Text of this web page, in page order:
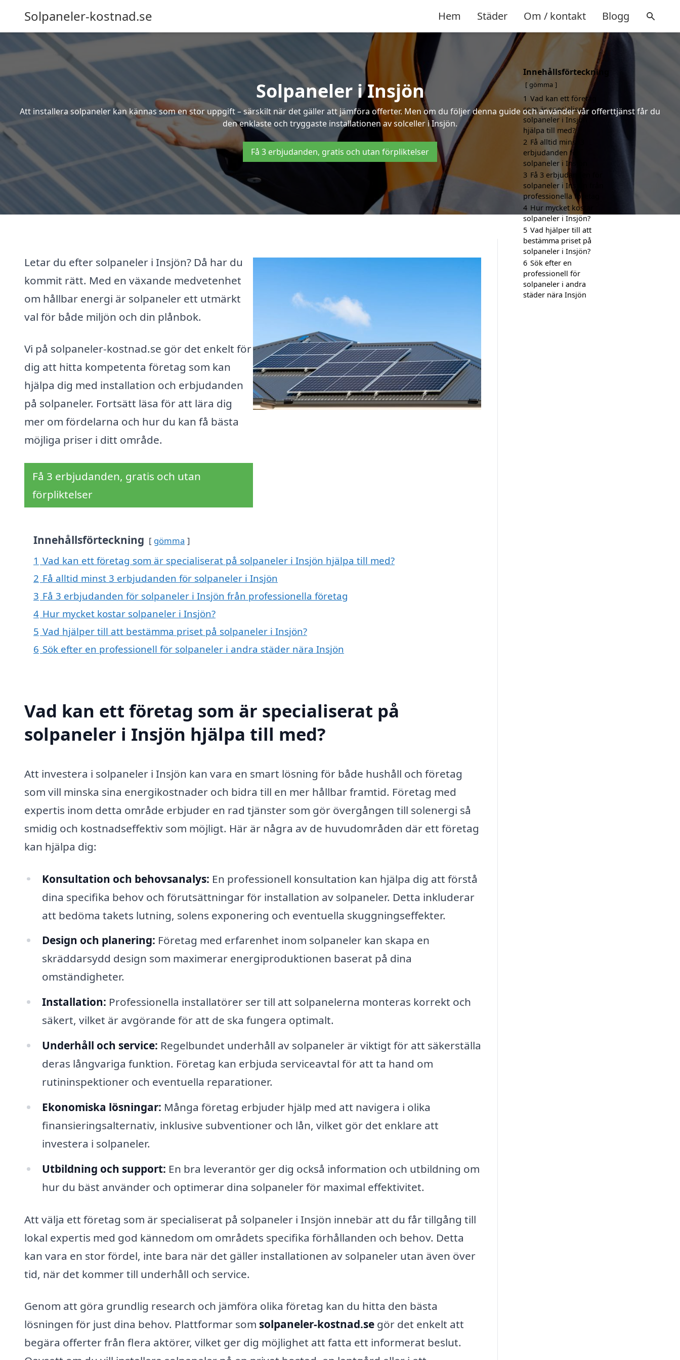
Solpaneler-kostnad.se Hem Städer Om / kontakt Blogg
Solpaneler i Insjön
Att installera solpaneler kan kännas som en stor uppgift – särskilt när det gäller att jämföra offerter. Men om du följer denna guide och använder vår offerttjänst får du
den enklaste och tryggaste installationen av solceller i Insjön.
Få 3 erbjudanden, gratis och utan förpliktelser
Letar du efter solpaneler i Insjön? Då har du
kommit rätt. Med en växande medvetenhet
om hållbar energi är solpaneler ett utmärkt
val för både miljön och din plånbok.
Vi på solpaneler-kostnad.se gör det enkelt för
dig att hitta kompetenta företag som kan
hjälpa dig med installation och erbjudanden
på solpaneler. Fortsätt läsa för att lära dig
mer om fördelarna och hur du kan få bästa
möjliga priser i ditt område.
Få 3 erbjudanden, gratis och utan
förpliktelser
Innehållsförteckning gömma
1 Vad kan ett företag som är specialiserat på solpaneler i Insjön hjälpa till med?
2 Få alltid minst 3 erbjudanden för solpaneler i Insjön
3 Få 3 erbjudanden för solpaneler i Insjön från professionella företag
4 Hur mycket kostar solpaneler i Insjön?
5 Vad hjälper till att bestämma priset på solpaneler i Insjön?
6 Sök efter en professionell för solpaneler i andra städer nära Insjön
Vad kan ett företag som är specialiserat på
solpaneler i Insjön hjälpa till med?
Att investera i solpaneler i Insjön kan vara en smart lösning för både hushåll och företag
som vill minska sina energikostnader och bidra till en mer hållbar framtid. Företag med
expertis inom detta område erbjuder en rad tjänster som gör övergången till solenergi så
smidig och kostnadseffektiv som möjligt. Här är några av de huvudområden där ett företag
kan hjälpa dig:
Konsultation och behovsanalys: En professionell konsultation kan hjälpa dig att förstå
dina specifika behov och förutsättningar för installation av solpaneler. Detta inkluderar
att bedöma takets lutning, solens exponering och eventuella skuggningseffekter.
Design och planering: Företag med erfarenhet inom solpaneler kan skapa en
skräddarsydd design som maximerar energiproduktionen baserat på dina
omständigheter.
Installation: Professionella installatörer ser till att solpanelerna monteras korrekt och
säkert, vilket är avgörande för att de ska fungera optimalt.
Underhåll och service: Regelbundet underhåll av solpaneler är viktigt för att säkerställa
deras långvariga funktion. Företag kan erbjuda serviceavtal för att ta hand om
rutininspektioner och eventuella reparationer.
Ekonomiska lösningar: Många företag erbjuder hjälp med att navigera i olika
finansieringsalternativ, inklusive subventioner och lån, vilket gör det enklare att
investera i solpaneler.
Utbildning och support: En bra leverantör ger dig också information och utbildning om
hur du bäst använder och optimerar dina solpaneler för maximal effektivitet.
Att välja ett företag som är specialiserat på solpaneler i Insjön innebär att du får tillgång till
lokal expertis med god kännedom om områdets specifika förhållanden och behov. Detta
kan vara en stor fördel, inte bara när det gäller installationen av solpaneler utan även över
tid, när det kommer till underhåll och service.
Genom att göra grundlig research och jämföra olika företag kan du hitta den bästa
lösningen för just dina behov. Plattformar som solpaneler-kostnad.se gör det enkelt att
begära offerter från flera aktörer, vilket ger dig möjlighet att fatta ett informerat beslut.
Innehållsförteckning
gömma
1 Vad kan ett företag
som är specialiserat på
solpaneler i Insjön
hjälpa till med?
2 Få alltid minst 3
erbjudanden för
solpaneler i Insjön
3 Få 3 erbjudanden för
solpaneler i Insjön från
professionella företag
4 Hur mycket kostar
solpaneler i Insjön?
5 Vad hjälper till att
bestämma priset på
solpaneler i Insjön?
6 Sök efter en
professionell för
solpaneler i andra
städer nära Insjön